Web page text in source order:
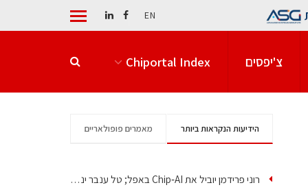
EN
צ'יפסים Chiportal Index
הידיעות הנקראות ביותר מאמרים פופולאריים
רוני פרידמן יוביל את Chip‑AI באפל; טל ענבר ינהל את…